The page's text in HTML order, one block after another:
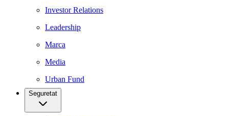
Investor Relations
Leadership
Marca
Media
Urban Fund
Seguretat